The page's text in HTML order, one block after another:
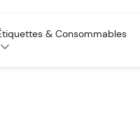
& Consommables